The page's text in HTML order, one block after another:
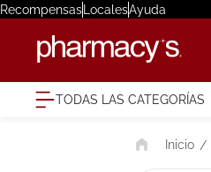
RecompensasLocalesAyuda
TODAS LAS CATEGORÍAS